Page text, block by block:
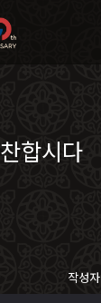
합시다
작성자